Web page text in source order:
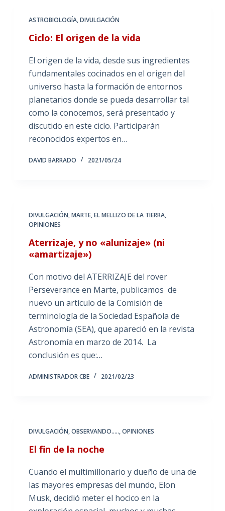
ASTROBIOLOGÍA,DIVULGACIÓN
Ciclo: El origen de la vida
El origen de la vida, desde sus ingredientes
fundamentales cocinados en el origen del
universo hasta la formación de entornos
planetarios donde se pueda desarrollar tal
como la conocemos, será presentado y
discutido en este ciclo. Participarán
reconocidos expertos en…
DAVID BARRADO 2021/05/24
DIVULGACIÓN,MARTE, EL MELLIZO DE LA TIERRA,
OPINIONES
Aterrizaje, y no «alunizaje» (ni
«amartizaje»)
Con motivo del ATERRIZAJE del rover
Perseverance en Marte, publicamos de
nuevo un artículo de la Comisión de
terminología de la Sociedad Española de
Astronomía (SEA), que apareció en la revista
Astronomía en marzo de 2014. La
conclusión es que:…
ADMINISTRADOR CBE 2021/02/23
DIVULGACIÓN,OBSERVANDO.....,OPINIONES
El fin de la noche
Cuando el multimillonario y dueño de una de
las mayores empresas del mundo, Elon
Musk, decidió meter el hocico en la